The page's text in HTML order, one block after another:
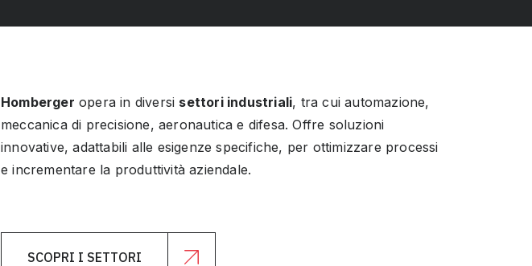
Homberger opera in diversi settori industriali, tra cui automazione,
meccanica di precisione, aeronautica e difesa. Offre soluzioni
innovative, adattabili alle esigenze specifiche, per ottimizzare processi
e incrementare la produttività aziendale.
SCOPRI I SETTORI